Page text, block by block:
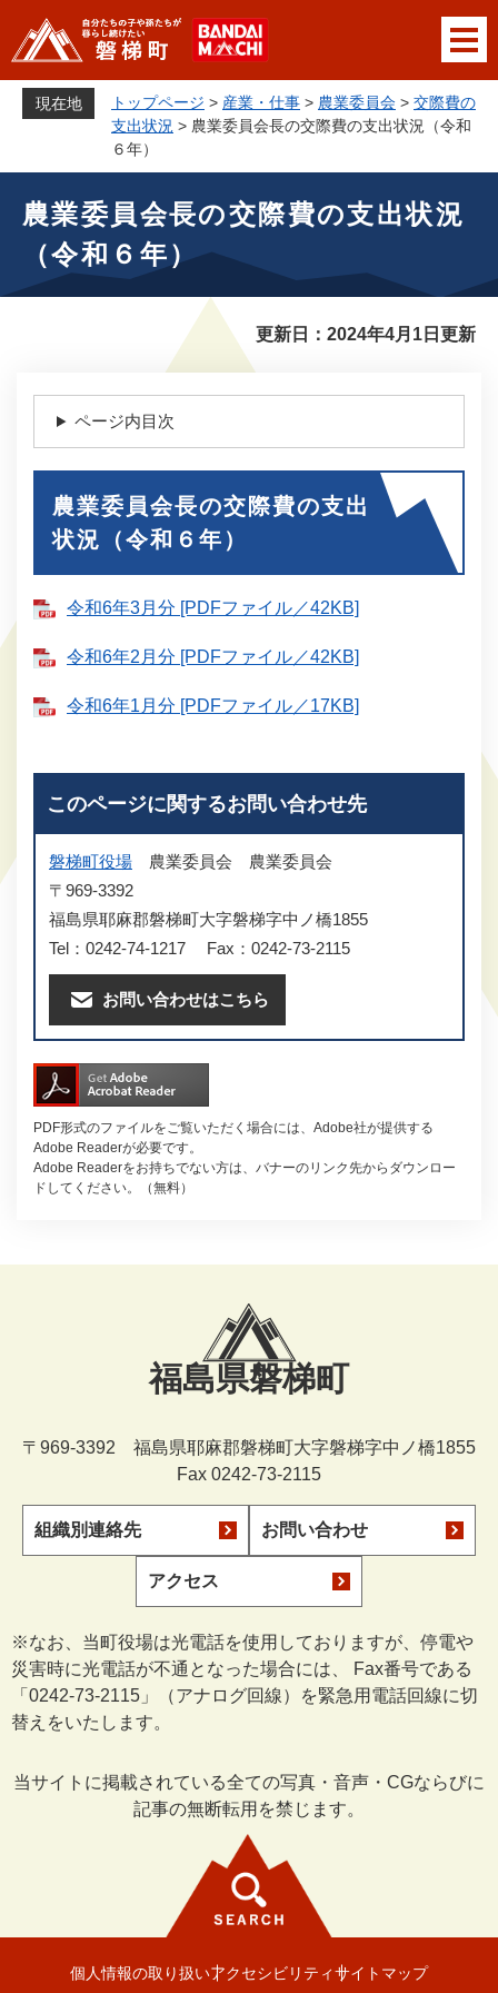
ジ
で
メニューを飛ばして本文へ
現在地 トップページ > 産業・仕事 > 農業委員会 > 交際費の
支出状況 > 農業委員会長の交際費の支出状況（令和
６年）
農業委員会長の交際費の支出状況
（令和６年）
更新日：2024年4月1日更新
ページ内目次
農業委員会長の交際費の支出
状況（令和６年）
令和6年3月分 [PDFファイル／42KB]
令和6年2月分 [PDFファイル／42KB]
令和6年1月分 [PDFファイル／17KB]
このページに関するお問い合わせ先
磐梯町役場 農業委員会
農業委員会
〒969-3392
福島県耶麻郡磐梯町大字磐梯字中ノ橋1855
Tel：0242-74-1217
Fax：0242-73-2115
お問い合わせはこちら
PDF形式のファイルをご覧いただく場合には、Adobe社が提供する
Adobe Readerが必要です。
Adobe Readerをお持ちでない方は、バナーのリンク先からダウンロー
ドしてください。（無料）
福島県磐梯町
〒969-3392 福島県耶麻郡磐梯町大字磐梯字中ノ橋1855
Fax 0242-73-2115
組織別連絡先 お問い合わせ
アクセス
※なお、当町役場は光電話を使用しておりますが、停電や
災害時に光電話が不通となった場合には、 Fax番号である
「0242-73-2115」（アナログ回線）を緊急用電話回線に切
替えをいたします。
当サイトに掲載されている全ての写真・音声・CGならびに
記事の無断転用を禁じます。
個人情報の取り扱いアクセシビリティサイトマップ